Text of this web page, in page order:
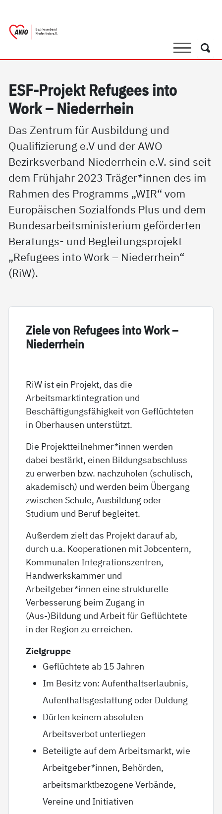
SucheSuche
ESF-Pro­jekt Re­fu­gees in­to
Work – Nie­der­r­hein
Das Zentrum für Ausbildung und
Qualifizierung e.V und der AWO
Bezirksverband Niederrhein e.V. sind seit
dem Frühjahr 2023 Träger*innen des im
Rahmen des Programms „WIR“ vom
Europäischen Sozialfonds Plus und dem
Bundesarbeitsministerium geförderten
Beratungs- und Begleitungsprojekt
„Refugees into Work – Niederrhein“
(RiW).
Zie­le von Re­fu­gees in­to Work –
Nie­der­r­hein
RiW ist ein Projekt, das die
Arbeitsmarktintegration und
Beschäftigungsfähigkeit von Geflüchteten
in Oberhausen unterstützt.
Die Projektteilnehmer*innen werden
dabei bestärkt, einen Bildungsabschluss
zu erwerben bzw. nachzuholen (schulisch,
akademisch) und werden beim Übergang
zwischen Schule, Ausbildung oder
Studium und Beruf begleitet.
Außerdem zielt das Projekt darauf ab,
durch u.a. Kooperationen mit Jobcentern,
Kommunalen Integrationszentren,
Handwerkskammer und
Arbeitgeber*innen eine strukturelle
Verbesserung beim Zugang in
(Aus-)Bildung und Arbeit für Geflüchtete
in der Region zu erreichen.
Zielgruppe
Geflüchtete ab 15 Jahren
Im Besitz von: Aufenthaltserlaubnis,
Aufenthaltsgestattung oder Duldung
Dürfen keinem absoluten
Arbeitsverbot unterliegen
Beteiligte auf dem Arbeitsmarkt, wie
Arbeitgeber*innen, Behörden,
arbeitsmarktbezogene Verbände,
Vereine und Initiativen